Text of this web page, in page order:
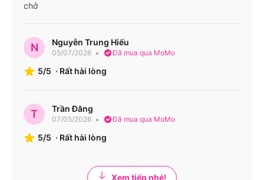
chở
N Nguyễn Trung Hiếu
05/07/2026 Đã mua qua MoMo
5/5 · Rất hài lòng
T Trần Đăng
07/05/2026 Đã mua qua MoMo
5/5 · Rất hài lòng
Xem tiếp nhé!